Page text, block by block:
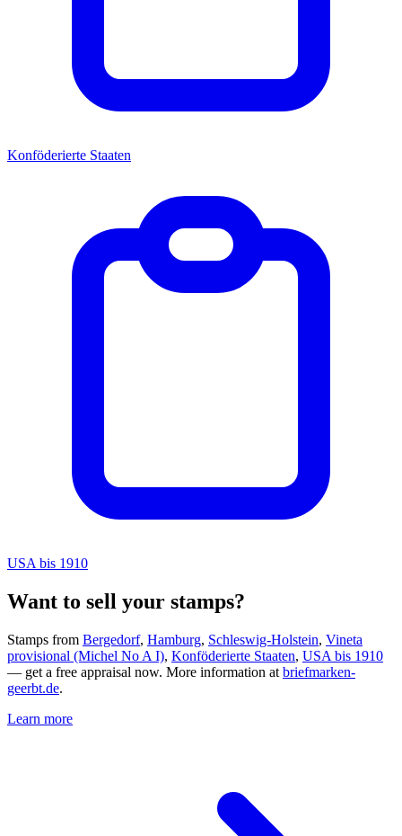
Konföderierte Staaten
USA bis 1910
Want to sell your stamps?
Stamps from Bergedorf, Hamburg, Schleswig-Holstein, Vineta
provisional (Michel No A I), Konföderierte Staaten, USA bis 1910
— get a free appraisal now. More information at briefmarken-
geerbt.de.
Learn more